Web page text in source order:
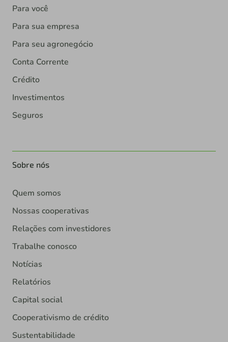
Para você
Para sua empresa
Para seu agronegócio
Conta Corrente
Crédito
Investimentos
Seguros
Sobre nós
Quem somos
Nossas cooperativas
Relações com investidores
Trabalhe conosco
Notícias
Relatórios
Capital social
Cooperativismo de crédito
Sustentabilidade